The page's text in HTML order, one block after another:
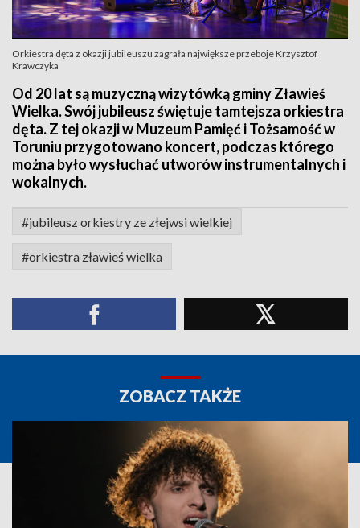
Orkiestra dęta z okazji jubileuszu zagrała największe przeboje Krzysztof
Krawczyka
Od 20 lat są muzyczną wizytówką gminy Zławieś
Wielka. Swój jubileusz świętuje tamtejsza orkiestra
dęta. Z tej okazji w Muzeum Pamięć i Tożsamość w
Toruniu przygotowano koncert, podczas którego
można było wysłuchać utworów instrumentalnych i
wokalnych.
#jubileusz orkiestry ze złejwsi wielkiej
#orkiestra zławieś wielka
ZOBACZ TAKŻE